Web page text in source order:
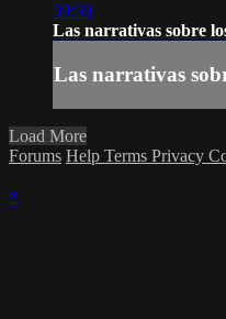
39:59
Las narrativas sobre
Las narrativas
Load More
Forums Help Terms Privacy
×